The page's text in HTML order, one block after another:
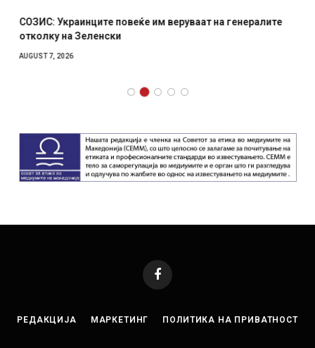
СОЗИС: Украинците повеќе им веруваат на генералите
отколку на Зеленски
AUGUST 7, 2026
Facebook
РЕДАКЦИЈА МАРКЕТИНГ ПОЛИТИКА НА ПРИВАТНОСТ